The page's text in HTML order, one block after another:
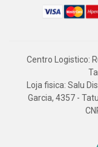
Centro Logistico:
Loja fisica: Salu
Garcia, 4357 -